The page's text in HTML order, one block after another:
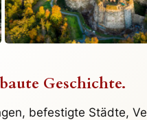
Geschichte.
befestigte Städte,